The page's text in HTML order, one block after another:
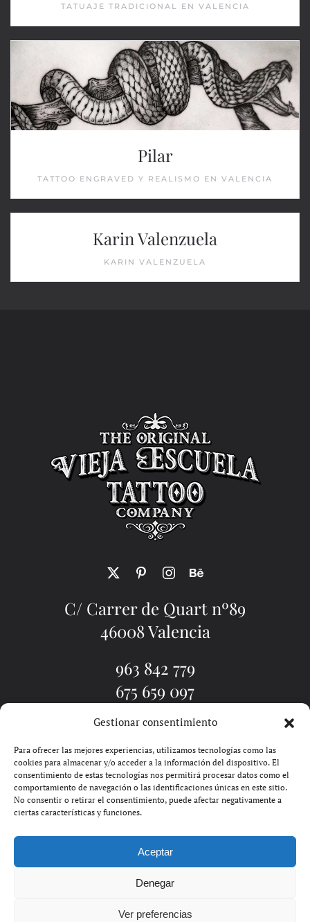
Gestionar consentimiento
Para ofrecer las mejores experiencias, utilizamos tecnologías como las
cookies para almacenar y/o acceder a la información del dispositivo. El
consentimiento de estas tecnologías nos permitirá procesar datos como el
comportamiento de navegación o las identificaciones únicas en este sitio.
No consentir o retirar el consentimiento, puede afectar negativamente a
ciertas características y funciones.
Aceptar
Denegar
Ver preferencias
TATUAJE TRADICIONAL EN VALENCIA
Pilar
TATTOO ENGRAVED Y REALISMO EN VALENCIA
Karin Valenzuela
KARIN VALENZUELA
C/ Carrer de Quart nº89
46008 Valencia
963 842 779
675 659 097
TATUADORES
TATUAJE VALENCIA
SOLDIN | GOOGLE ADS EN